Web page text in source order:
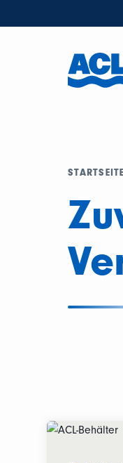
STARTSEITE